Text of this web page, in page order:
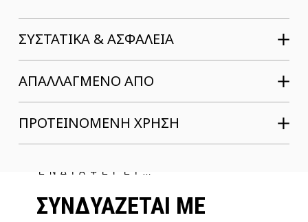
ΣΥΣΤΑΤΙΚΆ & ΑΣΦΆΛΕΙΑ
ΑΠΑΛΛΑΓΜΕΝΟ ΑΠΟ
ΠΡΟΤΕΙΝΟΜΕΝΗ ΧΡΗΣΗ
ΕΝΔΙΑΦΕΡΕΙ…
ΣΥΝΔΥΑΖΕΤΑΙ ΜΕ